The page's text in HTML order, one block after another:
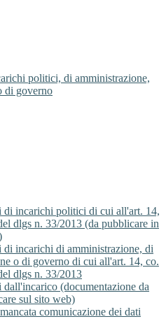
politici, di amministrazione,
di governo
di incarichi politici di cui all'art. 14,
dlgs n. 33/2013 (da pubblicare in
di incarichi di amministrazione, di
o di governo di cui all'art. 14, co.
dlgs n. 33/2013
dall'incarico (documentazione da
sul sito web)
comunicazione dei dati